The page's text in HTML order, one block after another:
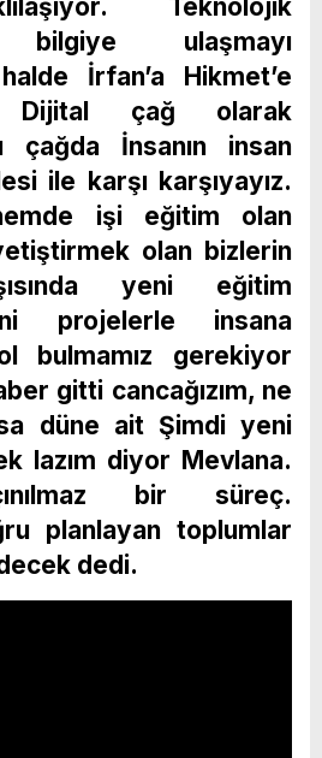
Teknolojik
bilgiye ulaşmayı
halde İrfan’a Hikmet’e
Dijital çağ olarak
çağda İnsanın insan
ile karşı karşıyayız.
işi eğitim olan
olan bizlerin
yeni eğitim
projelerle insana
bulmamız gerekiyor
gitti cancağızım, ne
düne ait Şimdi yeni
lazım diyor Mevlana.
bir süreç.
planlayan toplumlar
dedi.